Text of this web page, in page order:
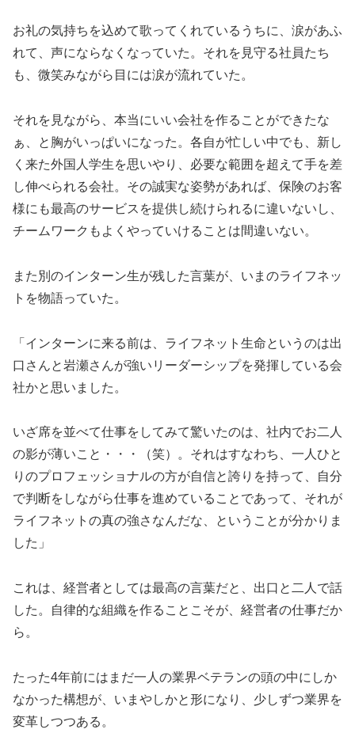
お礼の気持ちを込めて歌ってくれているうちに、涙があふ
れて、声にならなくなっていた。それを見守る社員たち
も、微笑みながら目には涙が流れていた。
それを見ながら、本当にいい会社を作ることができたな
ぁ、と胸がいっぱいになった。各自が忙しい中でも、新し
く来た外国人学生を思いやり、必要な範囲を超えて手を差
し伸べられる会社。その誠実な姿勢があれば、保険のお客
様にも最高のサービスを提供し続けられるに違いないし、
チームワークもよくやっていけることは間違いない。
また別のインターン生が残した言葉が、いまのライフネッ
トを物語っていた。
「インターンに来る前は、ライフネット生命というのは出
口さんと岩瀬さんが強いリーダーシップを発揮している会
社かと思いました。
いざ席を並べて仕事をしてみて驚いたのは、社内でお二人
の影が薄いこと・・・（笑）。それはすなわち、一人ひと
りのプロフェッショナルの方が自信と誇りを持って、自分
で判断をしながら仕事を進めていることであって、それが
ライフネットの真の強さなんだな、ということが分かりま
した」
これは、経営者としては最高の言葉だと、出口と二人で話
した。自律的な組織を作ることこそが、経営者の仕事だか
ら。
たった4年前にはまだ一人の業界ベテランの頭の中にしか
なかった構想が、いまやしかと形になり、少しずつ業界を
変革しつつある。